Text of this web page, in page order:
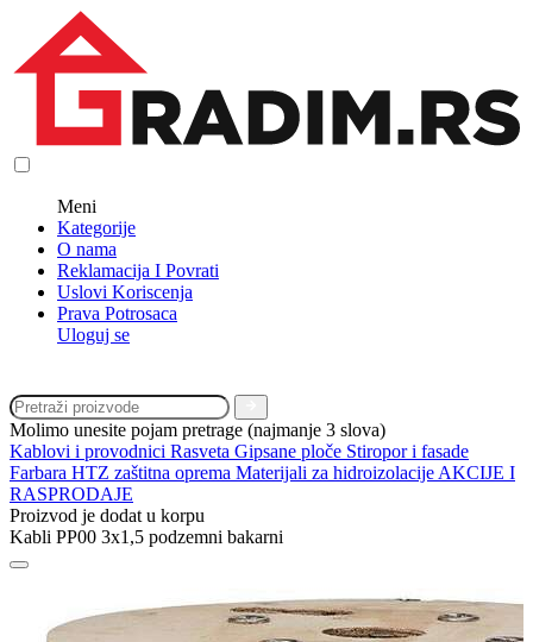
Meni
Kategorije
O nama
Reklamacija I Povrati
Uslovi Koriscenja
Prava Potrosaca
Uloguj se
Molimo unesite pojam pretrage (najmanje 3 slova)
Kablovi i provodnici Rasveta Gipsane ploče Stiropor i fasade
Farbara HTZ zaštitna oprema Materijali za hidroizolacije AKCIJE I
RASPRODAJE
Proizvod je dodat u korpu
Kabli PP00 3x1,5 podzemni bakarni